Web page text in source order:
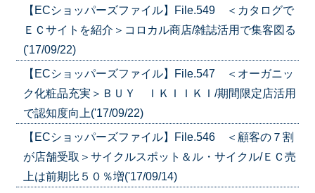
【ECショッパーズファイル】File.549 ＜カタログで
ＥＣサイトを紹介＞コロカル商店/雑誌活用で集客図る
('17/09/22)
【ECショッパーズファイル】File.547 ＜オーガニッ
ク化粧品充実＞ＢＵＹ ＩＫＩＩＫＩ/期間限定店活用
で認知度向上('17/09/22)
【ECショッパーズファイル】File.546 ＜顧客の７割
が店舗受取＞サイクルスポット＆ル・サイクル/ＥＣ売
上は前期比５０％増('17/09/14)